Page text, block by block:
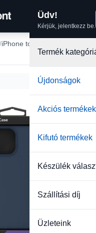
Üdv!
Kérjük, jelentkezz be.
Termék
Újdonságok
Akciós termékek
Kifutó termékek
Készülék
Szállítási díj
Üzleteink
iPhone tokok